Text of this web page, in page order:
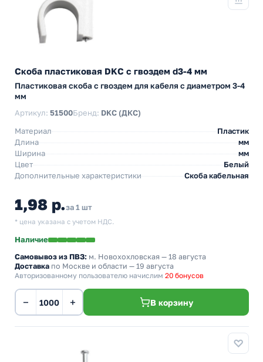
Скоба пластиковая DKC с гвоздем d3-4 мм
Пластиковая скоба с гвоздем для кабеля с диаметром 3-4
мм
Артикул: 51500Бренд: DKC (ДКС)
Материал
Пластик
Длина
мм
Ширина
мм
Цвет
Белый
Дополнительные характеристики
Скоба кабельная
1,98 р.за 1 шт
* цена указана с учетом НДС.
Наличие
Самовывоз из ПВЗ: м. Новохохловская — 18 августа
Доставка по Москве и области — 19 августа
Авторизованному пользователю начислим 20 бонусов
− + В корзину